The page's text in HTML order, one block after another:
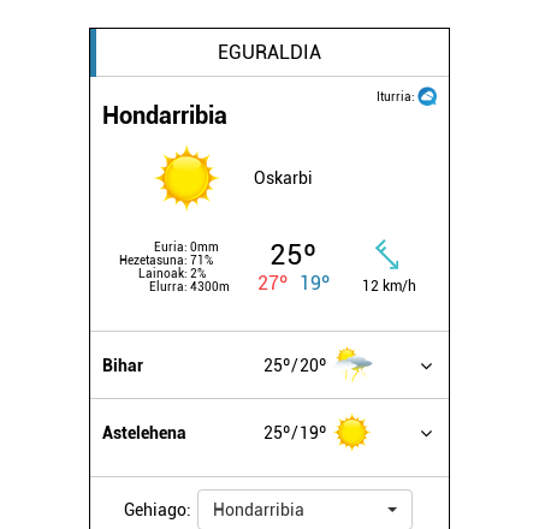
EGURALDIA
Iturria:
Hondarribia
Oskarbi
Euria: 0mm
Hezetasuna: 71%
Lainoak: 2%
Elurra: 4300m
25º
27º 19º 12 km/h
Bihar 25º 20º
Astelehena 25º 19º
Gehiago: Hondarribia